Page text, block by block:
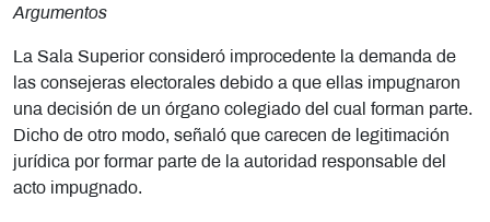
Argumentos
La Sala Superior consideró improcedente la demanda de
las consejeras electorales debido a que ellas impugnaron
una decisión de un órgano colegiado del cual forman parte.
Dicho de otro modo, señaló que carecen de legitimación
jurídica por formar parte de la autoridad responsable del
acto impugnado.